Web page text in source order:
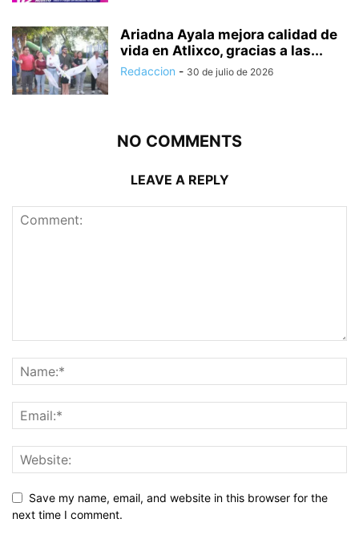
Ariadna Ayala mejora calidad de
vida en Atlixco, gracias a las...
Redaccion - 30 de julio de 2026
NO COMMENTS
LEAVE A REPLY
Save my name, email, and website in this browser for the
next time I comment.